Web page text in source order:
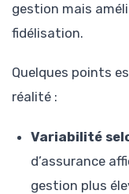
gestion mais
fidélisation.
Quelques points
réalité :
Variabilité
d’assurance
gestion plus